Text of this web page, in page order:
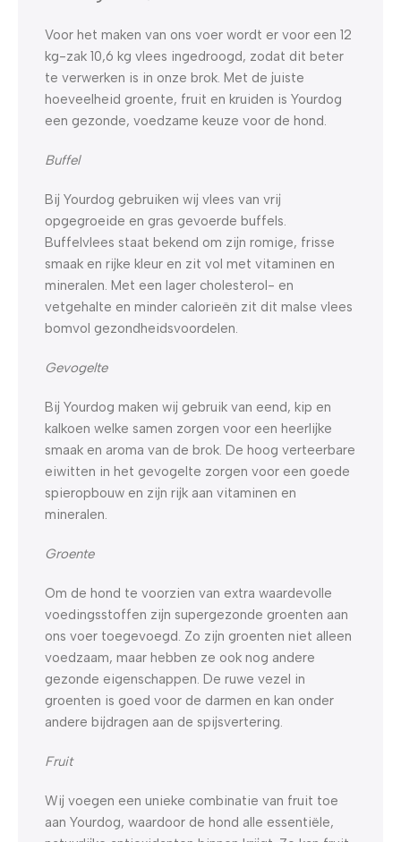
Voor het maken van ons voer wordt er voor een 12
kg-zak 10,6 kg vlees ingedroogd, zodat dit beter
te verwerken is in onze brok. Met de juiste
hoeveelheid groente, fruit en kruiden is Yourdog
een gezonde, voedzame keuze voor de hond.
Buffel
Bij Yourdog gebruiken wij vlees van vrij
opgegroeide en gras gevoerde buffels.
Buffelvlees staat bekend om zijn romige, frisse
smaak en rijke kleur en zit vol met vitaminen en
mineralen. Met een lager cholesterol- en
vetgehalte en minder calorieën zit dit malse vlees
bomvol gezondheidsvoordelen.
Gevogelte
Bij Yourdog maken wij gebruik van eend, kip en
kalkoen welke samen zorgen voor een heerlijke
smaak en aroma van de brok. De hoog verteerbare
eiwitten in het gevogelte zorgen voor een goede
spieropbouw en zijn rijk aan vitaminen en
mineralen.
Groente
Om de hond te voorzien van extra waardevolle
voedingsstoffen zijn supergezonde groenten aan
ons voer toegevoegd. Zo zijn groenten niet alleen
voedzaam, maar hebben ze ook nog andere
gezonde eigenschappen. De ruwe vezel in
groenten is goed voor de darmen en kan onder
andere bijdragen aan de spijsvertering.
Fruit
Wij voegen een unieke combinatie van fruit toe
aan Yourdog, waardoor de hond alle essentiële,